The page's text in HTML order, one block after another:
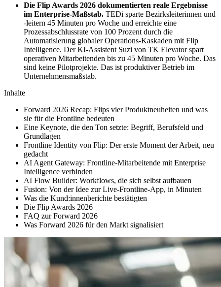
Die Flip Awards 2026 dokumentierten reale Ergebnisse
im Enterprise-Maßstab. TEDi sparte Bezirksleiterinnen und
-leitern 45 Minuten pro Woche und erreichte eine
Prozessabschlussrate von 100 Prozent durch die
Automatisierung globaler Operations-Kaskaden mit Flip
Intelligence. Der KI-Assistent Suzi von TK Elevator spart
operativen Mitarbeitenden bis zu 45 Minuten pro Woche. Das
sind keine Pilotprojekte. Das ist produktiver Betrieb im
Unternehmensmaßstab.
Inhalte
Forward 2026 Recap: Flips vier Produktneuheiten und was
sie für die Frontline bedeuten
Eine Keynote, die den Ton setzte: Begriff, Berufsfeld und
Grundlagen
Frontline Identity von Flip: Der erste Moment der Arbeit, neu
gedacht
AI Agent Gateway: Frontline-Mitarbeitende mit Enterprise
Intelligence verbinden
AI Flow Builder: Workflows, die sich selbst aufbauen
Fusion: Von der Idee zur Live-Frontline-App, in Minuten
Was die Kund:innenberichte bestätigten
Die Flip Awards 2026
FAQ zur Forward 2026
Was Forward 2026 für den Markt signalisiert